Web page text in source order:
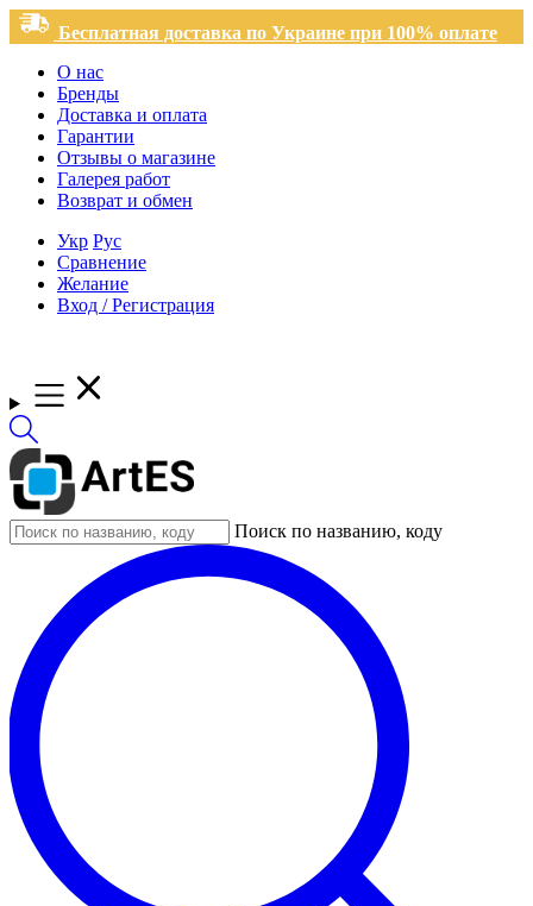
Бесплатная доставка по Украине при 100% оплате
О нас
Бренды
Доставка и оплата
Гарантии
Отзывы о магазине
Галерея работ
Возврат и обмен
Укр Рус
Сравнение
Желание
Вход / Регистрация
Поиск по названию, коду